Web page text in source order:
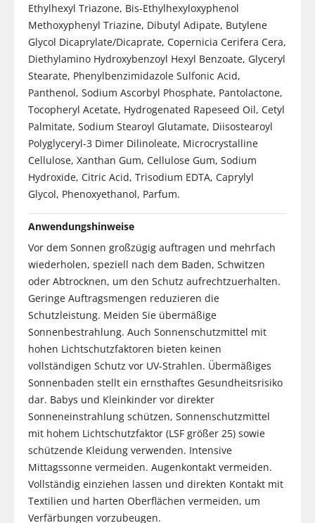
Ethylhexyl Triazone, Bis-Ethylhexyloxyphenol
Methoxyphenyl Triazine, Dibutyl Adipate, Butylene
Glycol Dicaprylate/Dicaprate, Copernicia Cerifera Cera,
Diethylamino Hydroxybenzoyl Hexyl Benzoate, Glyceryl
Stearate, Phenylbenzimidazole Sulfonic Acid,
Panthenol, Sodium Ascorbyl Phosphate, Pantolactone,
Tocopheryl Acetate, Hydrogenated Rapeseed Oil, Cetyl
Palmitate, Sodium Stearoyl Glutamate, Diisostearoyl
Polyglyceryl-3 Dimer Dilinoleate, Microcrystalline
Cellulose, Xanthan Gum, Cellulose Gum, Sodium
Hydroxide, Citric Acid, Trisodium EDTA, Caprylyl
Glycol, Phenoxyethanol, Parfum.
Anwendungshinweise
Vor dem Sonnen großzügig auftragen und mehrfach
wiederholen, speziell nach dem Baden, Schwitzen
oder Abtrocknen, um den Schutz aufrechtzuerhalten.
Geringe Auftragsmengen reduzieren die
Schutzleistung. Meiden Sie übermäßige
Sonnenbestrahlung. Auch Sonnenschutzmittel mit
hohen Lichtschutzfaktoren bieten keinen
vollständigen Schutz vor UV-Strahlen. Übermäßiges
Sonnenbaden stellt ein ernsthaftes Gesundheitsrisiko
dar. Babys und Kleinkinder vor direkter
Sonneneinstrahlung schützen, Sonnenschutzmittel
mit hohem Lichtschutzfaktor (LSF größer 25) sowie
schützende Kleidung verwenden. Intensive
Mittagssonne vermeiden. Augenkontakt vermeiden.
Vollständig einziehen lassen und direkten Kontakt mit
Textilien und harten Oberflächen vermeiden, um
Verfärbungen vorzubeugen.